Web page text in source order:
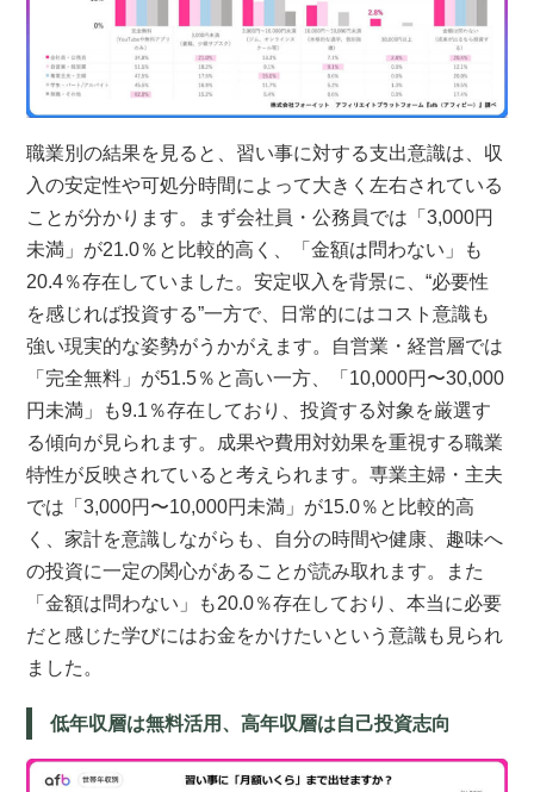
職業別の結果を見ると、習い事に対する支出意識は、収
入の安定性や可処分時間によって大きく左右されている
ことが分かります。まず会社員・公務員では「3,000円
未満」が21.0％と比較的高く、「金額は問わない」も
20.4％存在していました。安定収入を背景に、“必要性
を感じれば投資する”一方で、日常的にはコスト意識も
強い現実的な姿勢がうかがえます。自営業・経営層では
「完全無料」が51.5％と高い一方、「10,000円〜30,000
円未満」も9.1％存在しており、投資する対象を厳選す
る傾向が見られます。成果や費用対効果を重視する職業
特性が反映されていると考えられます。専業主婦・主夫
では「3,000円〜10,000円未満」が15.0％と比較的高
く、家計を意識しながらも、自分の時間や健康、趣味へ
の投資に一定の関心があることが読み取れます。また
「金額は問わない」も20.0％存在しており、本当に必要
だと感じた学びにはお金をかけたいという意識も見られ
ました。
低年収層は無料活用、高年収層は自己投資志向